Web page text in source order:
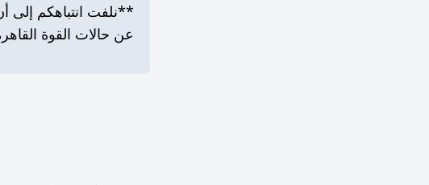
**نلفت انتباهكم إلى
عن حالات القوة